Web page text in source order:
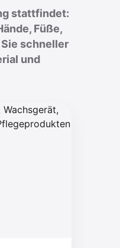
stattfindet:
Füße,
schneller
und